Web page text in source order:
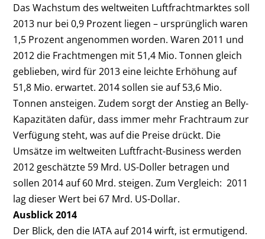
Das Wachstum des weltweiten Luftfrachtmarktes soll
2013 nur bei 0,9 Prozent liegen – ursprünglich waren
1,5 Prozent angenommen worden. Waren 2011 und
2012 die Frachtmengen mit 51,4 Mio. Tonnen gleich
geblieben, wird für 2013 eine leichte Erhöhung auf
51,8 Mio. erwartet. 2014 sollen sie auf 53,6 Mio.
Tonnen ansteigen. Zudem sorgt der Anstieg an Belly-
Kapazitäten dafür, dass immer mehr Frachtraum zur
Verfügung steht, was auf die Preise drückt. Die
Umsätze im weltweiten Luftfracht-Business werden
2012 geschätzte 59 Mrd. US-Doller betragen und
sollen 2014 auf 60 Mrd. steigen. Zum Vergleich: 2011
lag dieser Wert bei 67 Mrd. US-Dollar.
Ausblick 2014
Der Blick, den die IATA auf 2014 wirft, ist ermutigend.